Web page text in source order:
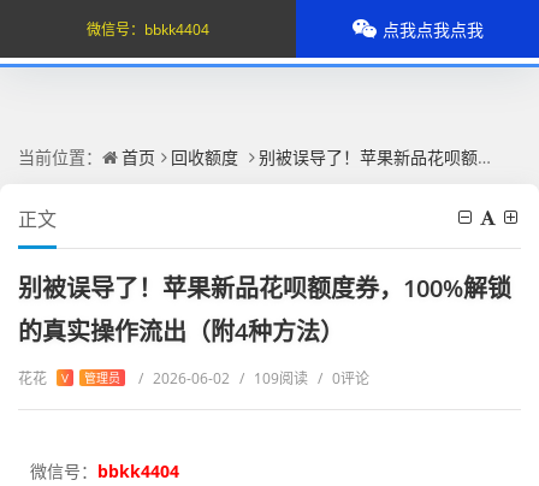
当前位置： 首页 回收额度 别被误导了！苹果新品花呗额度券，100%解锁的真实操作流出（附4种方法）
正文
别被误导了！苹果新品花呗额度券，100%解锁
的真实操作流出（附4种方法）
花花 V 管理员 / 2026-06-02 / 109阅读 / 0评论
微信号： bbkk4404
微信号： bbkk4404 点我点我点我